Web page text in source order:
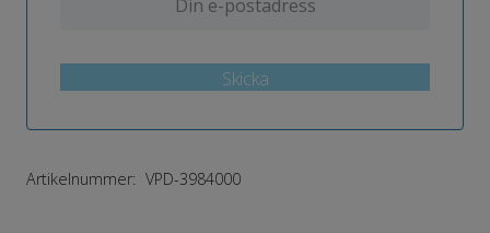
Skicka
Artikelnummer: VPD-3984000